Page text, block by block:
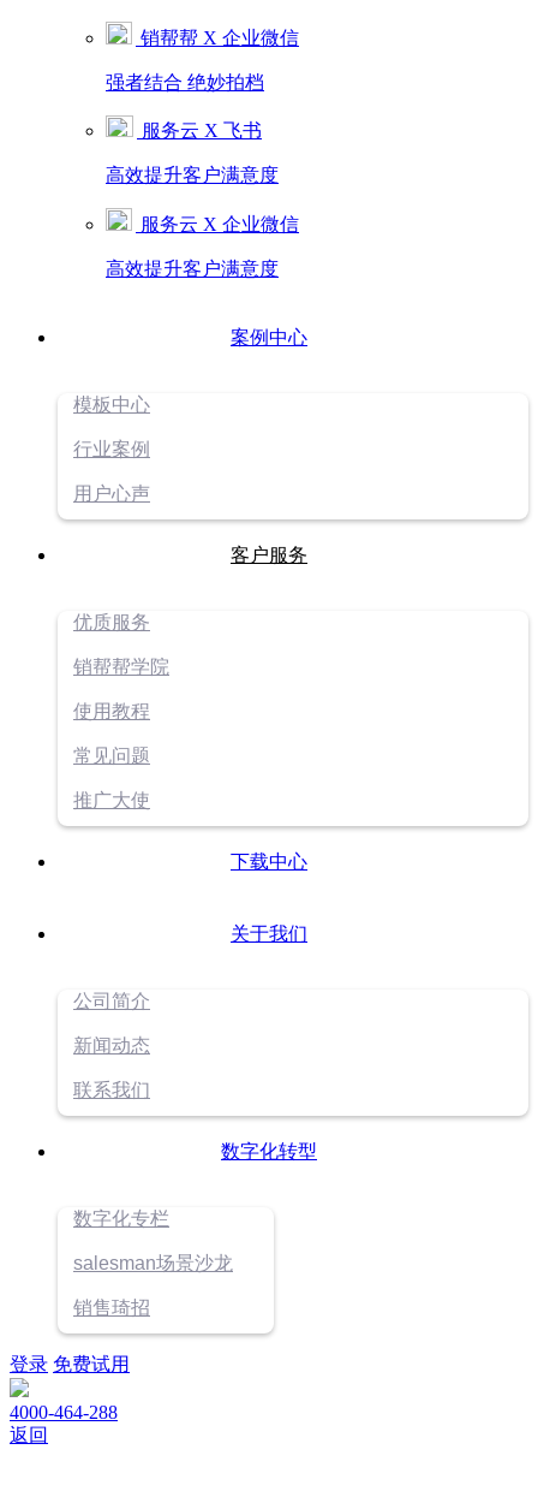
销帮帮 X 企业微信
强者结合 绝妙拍档
服务云 X 飞书
高效提升客户满意度
服务云 X 企业微信
高效提升客户满意度
案例中心
模板中心
行业案例
用户心声
客户服务
优质服务
销帮帮学院
使用教程
常见问题
推广大使
下载中心
关于我们
公司简介
新闻动态
联系我们
数字化转型
数字化专栏
salesman场景沙龙
销售琦招
登录 免费试用
4000-464-288
返回